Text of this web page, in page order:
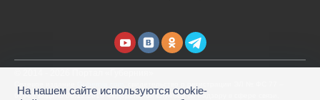
67908 выдано 06.12.2016 Федеральной службой по надзору в сфере связи,
На нашем сайте используются cookie-